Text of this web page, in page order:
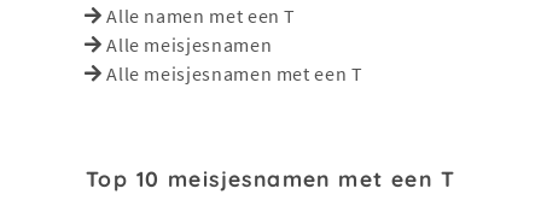
Alle namen met een T
Alle meisjesnamen
Alle meisjesnamen met een T
Top 10 meisjesnamen met een T